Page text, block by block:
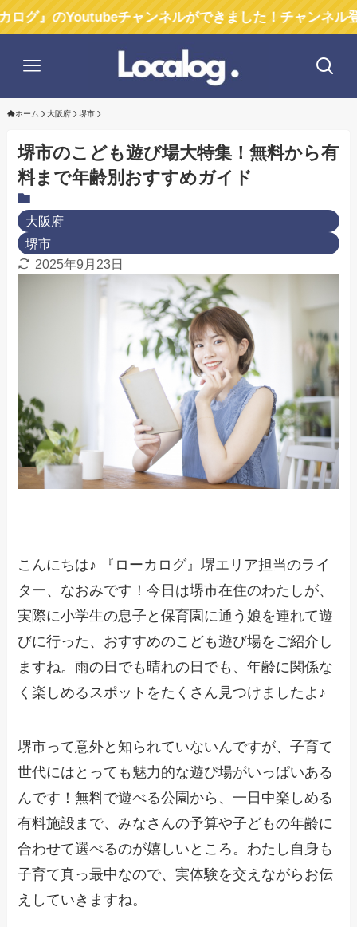
チャンネルができました！チャンネル登録お願い
ホーム 大阪府 堺市
堺市のこども遊び場大特集！無料から有
料まで年齢別おすすめガイド
大阪府
堺市
2025年9月23日
こんにちは♪ 『ローカログ』堺エリア担当のライ
ター、なおみです！今日は堺市在住のわたしが、
実際に小学生の息子と保育園に通う娘を連れて遊
びに行った、おすすめのこども遊び場をご紹介し
ますね。雨の日でも晴れの日でも、年齢に関係な
く楽しめるスポットをたくさん見つけましたよ♪
堺市って意外と知られていないんですが、子育て
世代にはとっても魅力的な遊び場がいっぱいある
んです！無料で遊べる公園から、一日中楽しめる
有料施設まで、みなさんの予算や子どもの年齢に
合わせて選べるのが嬉しいところ。わたし自身も
子育て真っ最中なので、実体験を交えながらお伝
えしていきますね。